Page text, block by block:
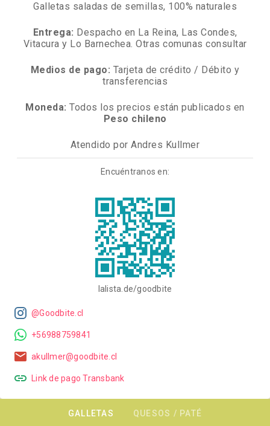
Galletas saladas de semillas, 100% naturales
Entrega: Despacho en La Reina, Las Condes,
Vitacura y Lo Barnechea. Otras comunas consultar
Medios de pago: Tarjeta de crédito / Débito y
transferencias
Moneda: Todos los precios están publicados en
Peso chileno
Atendido por Andres Kullmer
Encuéntranos en:
lalista.de/goodbite
@Goodbite.cl
+56988759841
akullmer@goodbite.cl
Link de pago Transbank
GALLETAS QUESOS / PATÉ